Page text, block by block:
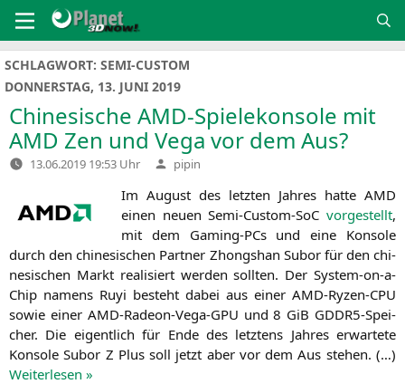
Inhalt
springen
SCHLAGWORT: SEMI-CUSTOM
DONNERSTAG, 13. JUNI 2019
Chinesische AMD-Spielekonsole mit
AMD Zen und Vega vor dem Aus?
13.06.2019 19:53 Uhr Verfasst
von
pipin
Im August des letz­ten Jah­res hat­te AMD
einen neu­en Semi-Cus­tom-SoC vor­ge­stellt,
mit dem Gam­ing-PCs und eine Kon­so­le
durch den chi­ne­si­schen Part­ner Zhong­shan Sub­or für den chi­
ne­si­schen Markt rea­li­siert wer­den soll­ten. Der Sys­tem-on-a-
Chip namens Ruyi besteht dabei aus einer AMD-Ryzen-CPU
sowie einer AMD-Rade­on-Vega-GPU und 8 GiB GDDR5-Spei­
cher. Die eigent­lich für Ende des letz­tens Jah­res erwar­te­te
Kon­so­le Sub­or Z Plus soll jetzt aber vor dem Aus ste­hen. (…)
Wei­ter­le­sen »